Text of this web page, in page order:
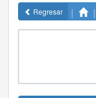
Regresar